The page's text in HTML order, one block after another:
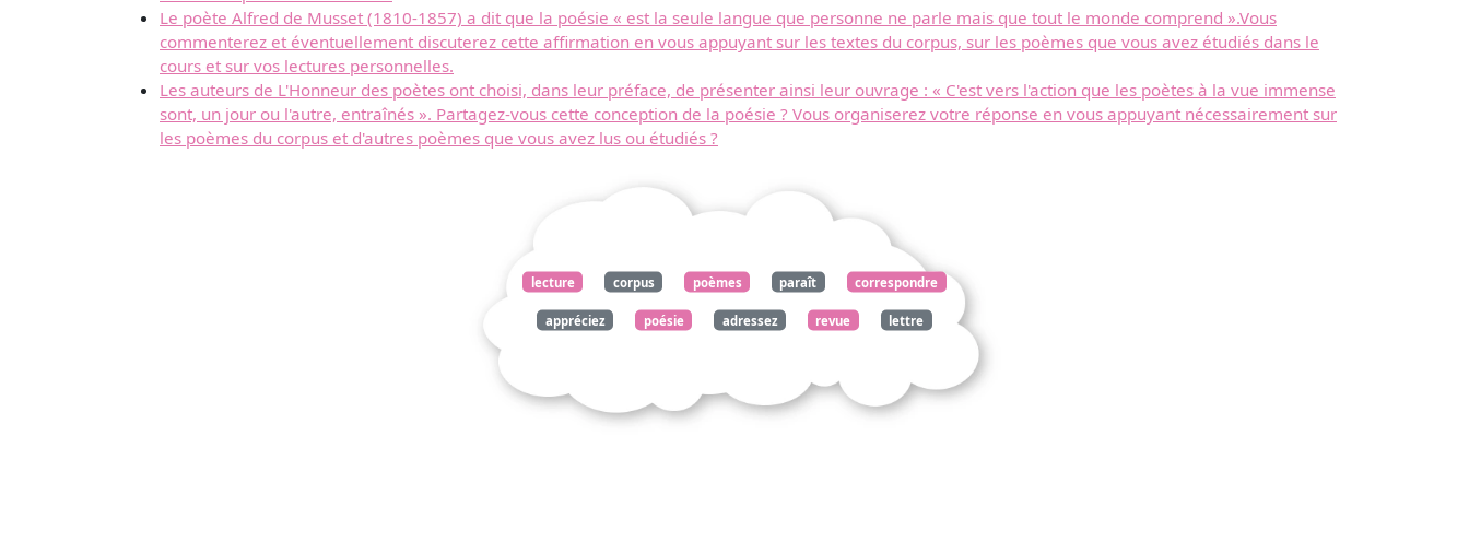
Le poète Alfred de Musset (1810-1857) a dit que la poésie « est la seule langue que personne ne parle mais que tout le monde comprend ».Vous
commenterez et éventuellement discuterez cette affirmation en vous appuyant sur les textes du corpus, sur les poèmes que vous avez étudiés dans le
cours et sur vos lectures personnelles.
Les auteurs de L'Honneur des poètes ont choisi, dans leur préface, de présenter ainsi leur ouvrage : « C'est vers l'action que les poètes à la vue immense
sont, un jour ou l'autre, entraînés ». Partagez-vous cette conception de la poésie ? Vous organiserez votre réponse en vous appuyant nécessairement sur
les poèmes du corpus et d'autres poèmes que vous avez lus ou étudiés ?
lecture corpus poèmes paraît correspondre
appréciez poésie adressez revue lettre
rédigez